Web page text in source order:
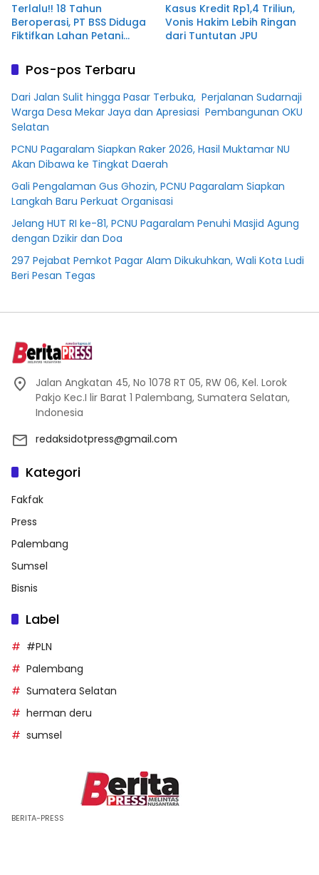
Terlalu!! 18 Tahun
Beroperasi, PT BSS Diduga
Fiktifkan Lahan Petani
Kasus Kredit Rp1,4 Triliun,
Vonis Hakim Lebih Ringan
dari Tuntutan JPU
Pos-pos Terbaru
Dari Jalan Sulit hingga Pasar Terbuka, Perjalanan Sudarnaji
Warga Desa Mekar Jaya dan Apresiasi Pembangunan OKU
Selatan
PCNU Pagaralam Siapkan Raker 2026, Hasil Muktamar NU
Akan Dibawa ke Tingkat Daerah
Gali Pengalaman Gus Ghozin, PCNU Pagaralam Siapkan
Langkah Baru Perkuat Organisasi
Jelang HUT RI ke-81, PCNU Pagaralam Penuhi Masjid Agung
dengan Dzikir dan Doa
297 Pejabat Pemkot Pagar Alam Dikukuhkan, Wali Kota Ludi
Beri Pesan Tegas
Jalan Angkatan 45, No 1078 RT 05, RW 06, Kel. Lorok
Pakjo Kec.I lir Barat 1 Palembang, Sumatera Selatan,
Indonesia
redaksidotpress@gmail.com
Kategori
Fakfak
Press
Palembang
Sumsel
Bisnis
Label
#PLN
Palembang
Sumatera Selatan
herman deru
sumsel
BERITA-PRESS